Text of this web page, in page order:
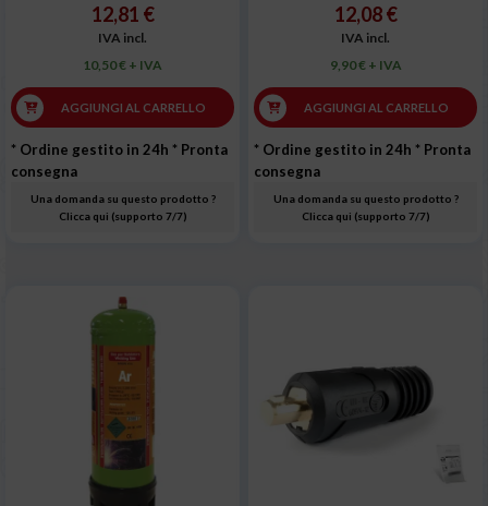
12,81 €
IVA incl.
10,50 € + IVA
AGGIUNGI AL CARRELLO
* Ordine gestito in 24h * Pronta
consegna
Una domanda su questo prodotto ?
Clicca qui (supporto 7/7)
12,08 €
IVA incl.
9,90 € + IVA
AGGIUNGI AL CARRELLO
* Ordine gestito in 24h * Pronta
consegna
Una domanda su questo prodotto ?
Clicca qui (supporto 7/7)